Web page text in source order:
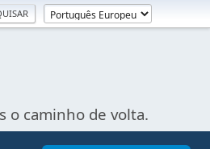
o caminho de volta.